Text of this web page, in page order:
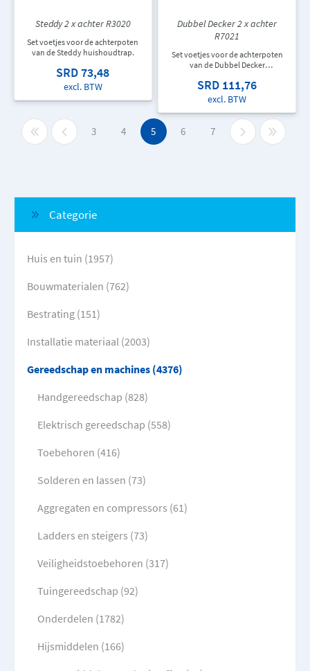
Steddy 2 x achter R3020
Set voetjes voor de achterpoten
van de Steddy huishoudtrap.
SRD 73,48
excl. BTW
Dubbel Decker 2 x achter
R7021
Set voetjes voor de achterpoten
van de Dubbel Decker
SRD 111,76
excl. BTW
3 4 5 6 7
Categorie
Huis en tuin (1957)
Bouwmaterialen (762)
Bestrating (151)
Installatie materiaal (2003)
Gereedschap en machines (4376)
Handgereedschap (828)
Elektrisch gereedschap (558)
Toebehoren (416)
Solderen en lassen (73)
Aggregaten en compressors (61)
Ladders en steigers (73)
Veiligheidstoebehoren (317)
Tuingereedschap (92)
Onderdelen (1782)
Hijsmiddelen (166)